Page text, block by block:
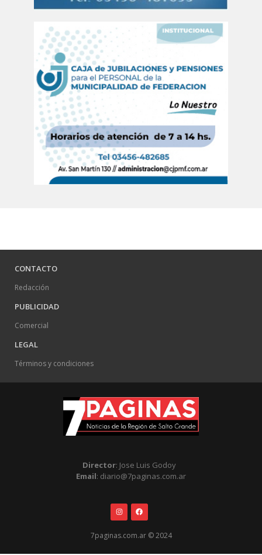
CONTACTO
Redacción
PUBLICIDAD
Comercial
LEGAL
Términos y condiciones
Director: Jose Luis Godoy
Email: diario@7paginas.com.ar
7paginas.com.ar © 2024